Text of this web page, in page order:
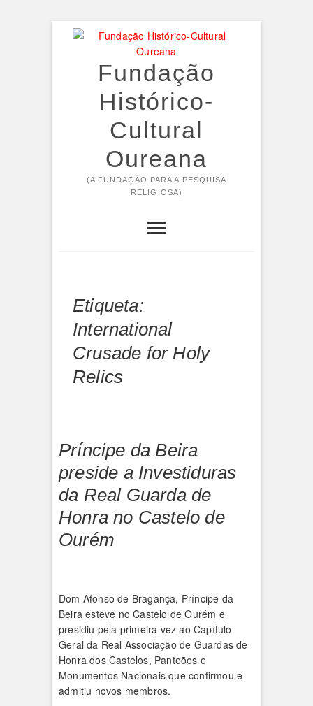
Fundação
Histórico-
Cultural
Oureana
(A FUNDAÇÃO PARA A PESQUISA
RELIGIOSA)
Etiqueta:
International
Crusade for Holy
Relics
Príncipe da Beira
preside a Investiduras
da Real Guarda de
Honra no Castelo de
Ourém
Dom Afonso de Bragança, Príncipe da
Beira esteve no Castelo de Ourém e
presidiu pela primeira vez ao Capítulo
Geral da Real Associação de Guardas de
Honra dos Castelos, Panteões e
Monumentos Nacionais que confirmou e
admitiu novos membros.